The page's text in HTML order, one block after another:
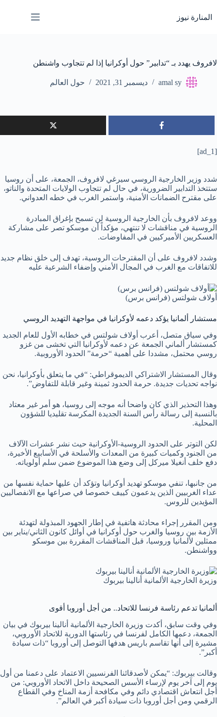
إلى
المحتوى
المنارة نيوز
لافروف يهدد بـ “تدابير” حول أوكرانيا إذا لم تتجاوب واشنطن
amal sy ديسمبر 31, 2021 حول العالم
[ad_1]
شدد وزير الخارجية الروسي سيرغي لافروف، الجمعة، على أن روسيا
ستتخذ التدابير الضرورية، في حال لم تتجاوب الولايات المتحدة والناتو،
على مقترح الضمانات الأمنية، واستمر الغرب في خطه العدواني.
ووعد لافروف بأن الخارجية الروسية لن تسمح بإغراق المبادرة
الروسية في مناقشات لا تنتهي، مؤكداً أن موسكو تصر على مشاركة
العسكريين الأميركيين في المفاوضات.
وشدد لافروف على أن المقترحات الروسية، تهدف إلى خلق نظام جديد
للاتفاقات مع الغرب في المجال الأمني وإضفاء الشرعية عليه
أولاف شولتس (فرانس برس)
مستشار ألمانيا يؤكد دعمه لأوكرانيا في مواجهة التهديد الروسي
وفي سياق متصل، أعرب أولاف شولتس في خطابه الأول للعام الجديد
كمستشار ألماني الجمعة عن دعمه لأوكرانيا التي تخشى من غزو
روسي محتمل، مشددا على أهمية “حرمة” الحدود الأوروبية.
وقال المستشار الاشتراكي الديموقراطي: “في ما يتعلق بأوكرانيا، نحن
نواجه تحديات جديدة. حرمة الحدود ثمينة وغير قابلة للتفاوض”.
وهذا التحذير الذي كان واضحا أنه موجه إلى روسيا، هو أمر غير معتاد
بالنسبة إلى رسالة رأس السنة الجديدة المكرسة تقليديا للشؤون
المحلية.
لكن التوتر على الحدود الروسية-الأوكرانية حيث نشر عشرات الآلاف
من الجنود وكميات كبيرة من المعدات والأسلحة في الأسابيع الأخيرة،
دفع خلف أنغيلا ميركل إلى وضع هذا الموضوع ضمن سلم أولوياته.
من جانبها، تنفي موسكو تهديد أوكرانيا وتؤكد أن عليها حماية نفسها من
عداء الغربيين الذين يدعمون كييف خصوصا في صراعها مع الانفصاليين
المؤيدين للروس.
ومن المقرر إجراء محادثة هاتفية في إطار الجهود المبذولة لتهدئة
الأزمة بين روسيا والغرب حول أوكرانيا في أوائل كانون الثاني/يناير بين
ممثلين لألمانيا وروسيا، قبل المناقشات المقررة بين موسكو
وواشنطن.
وزيرة الخارجية الألمانية أنالينا بيربوك
ألمانيا تدعم رئاسة فرنسا للاتحاد.. من أجل أوروبا أقوى
وفي وقت سابق، أكدت وزيرة الخارجية الألمانية أنالينا بيربوك في بيان
الجمعة، دعمها الكامل لفرنسا في رئاستها الدورية للاتحاد الأوروبي،
مشيرة إلى أنها تقاسم باريس هدفها التوصل إلى أوروبا “ذات سيادة
أكبر”.
وقالت بيربوك: “يمكن لأصدقائنا الفرنسيين الاعتماد على دعمنا من أول
يوم إلى آخر يوم لإرساء الأسس الصحيحة داخل الاتحاد الأوروبي: من
أجل انتعاش اقتصادي دائم وفي مكافحة أزمة المناخ وفي القطاع
الرقمي ومن أجل أوروبا ذات سيادة أكبر في العالم”.